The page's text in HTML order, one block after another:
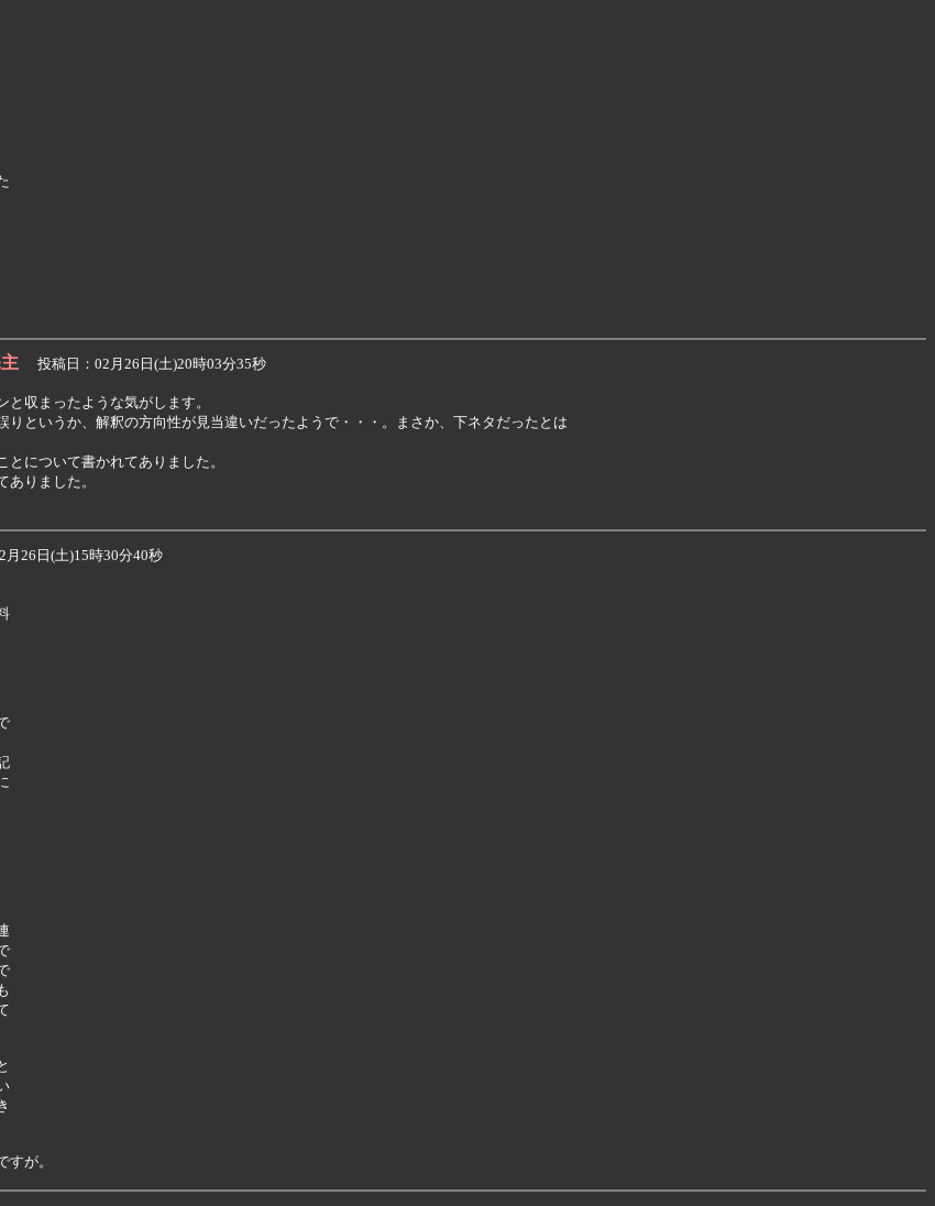
投稿日：02月26日(土)20時03分35秒
収まったような気がします。
というか、解釈の方向性が見当違いだったようで・・・。まさか、下ネタだったとは
について書かれてありました。
りました。
26日(土)15時30分40秒